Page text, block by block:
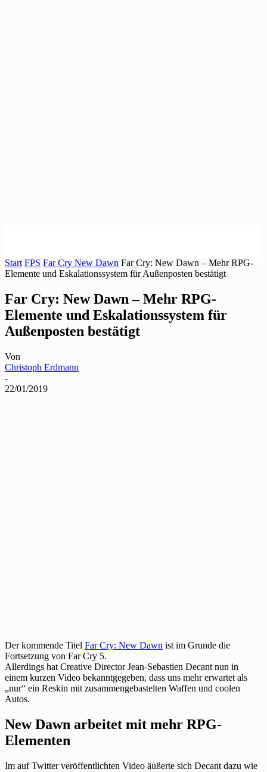
Start FPS Far Cry New Dawn Far Cry: New Dawn – Mehr RPG-
Elemente und Eskalationssystem für Außenposten bestätigt
Far Cry: New Dawn – Mehr RPG-
Elemente und Eskalationssystem für
Außenposten bestätigt
Von
Christoph Erdmann
-
22/01/2019
Der kommende Titel Far Cry: New Dawn ist im Grunde die
Fortsetzung von Far Cry 5.
Allerdings hat Creative Director Jean-Sebastien Decant nun in
einem kurzen Video bekanntgegeben, dass uns mehr erwartet als
„nur“ ein Reskin mit zusammengebastelten Waffen und coolen
Autos.
New Dawn arbeitet mit mehr RPG-
Elementen
Im auf Twitter veröffentlichten Video äußerte sich Decant dazu wie